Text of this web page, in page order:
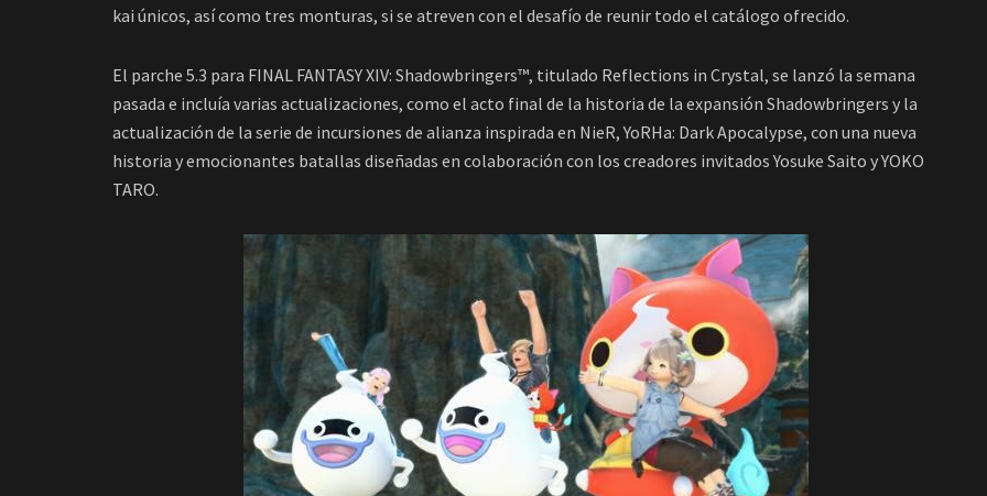
kai únicos, así como tres monturas, si se atreven con el desafío de reunir todo el catálogo ofrecido.
El parche 5.3 para FINAL FANTASY XIV: Shadowbringers™, titulado Reflections in Crystal, se lanzó la semana
pasada e incluía varias actualizaciones, como el acto final de la historia de la expansión Shadowbringers y la
actualización de la serie de incursiones de alianza inspirada en NieR, YoRHa: Dark Apocalypse, con una nueva
historia y emocionantes batallas diseñadas en colaboración con los creadores invitados Yosuke Saito y YOKO
TARO.